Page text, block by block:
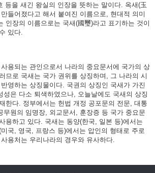
등을 새긴 왕실의 인장을 뜻하는 말이다. 옥새(玉
들어졌다고 해서 붙여진 이름으로, 현대적 의미
인장의 이름으로는 국새(國璽)라고 표기하는 것이
있다.
용되는 관인으로서 나라의 중요문서에 국가의 상
므로 국새는 국가 권위를 상징하며, 그 나라의 시
영하는 상징물이다. 국권의 상징인 국새가 가진
성은 다소 퇴색하였으나, 오늘날에도 국새의 상징
한다. 정부에서는 헌법 개정 공포문의 전문, 대통
무원의 임명장, 외교문서, 훈장증 등 국가 중요문
용하고 있다. 국새는 동양(한국, 일본 등)에서는
국, 영국, 프랑스 등)에서는 압인의 형태로 주로
용처는 우리나라의 경우와 유사하다.